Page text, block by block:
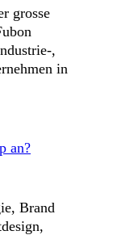
grosse
,
in
an?
Brand